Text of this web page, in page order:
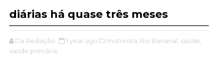
diárias há quase três meses
Da Redação 1 year ago motorista, Rio Bananal, saúde,
saúde precária,